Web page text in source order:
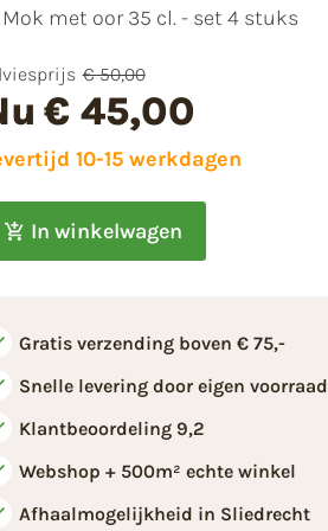
Mok met oor 35 cl. - set 4 stuks
€ 50,00
€ 45,00
10-15 werkdagen
In winkelwagen
Gratis verzending boven € 75,-
Snelle levering door eigen voorraad
Klantbeoordeling 9,2
Webshop + 500m² echte winkel
Afhaalmogelijkheid in Sliedrecht